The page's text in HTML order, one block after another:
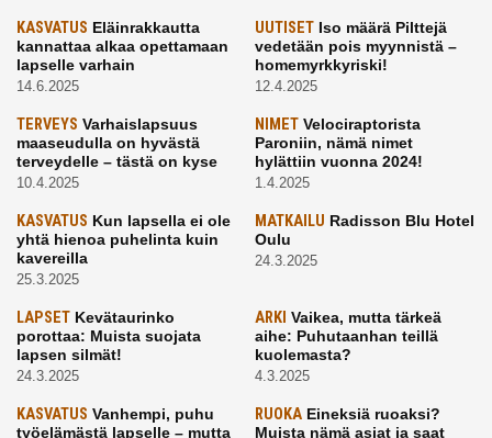
KASVATUS Eläinrakkautta
kannattaa alkaa opettamaan
lapselle varhain
14.6.2025
UUTISETIso määrä Pilttejä
vedetään pois myynnistä –
homemyrkkyriski!
12.4.2025
TERVEYS Varhaislapsuus
maaseudulla on hyvästä
terveydelle – tästä on kyse
10.4.2025
NIMETVelociraptorista
Paroniin, nämä nimet
hylättiin vuonna 2024!
1.4.2025
KASVATUS Kun lapsella ei ole
yhtä hienoa puhelinta kuin
kavereilla
25.3.2025
MATKAILU Radisson Blu Hotel
Oulu
24.3.2025
LAPSET Kevätaurinko
porottaa: Muista suojata
lapsen silmät!
24.3.2025
ARKI Vaikea, mutta tärkeä
aihe: Puhutaanhan teillä
kuolemasta?
4.3.2025
KASVATUS Vanhempi, puhu
työelämästä lapselle – mutta
RUOKAEineksiä ruoaksi?
Muista nämä asiat ja saat